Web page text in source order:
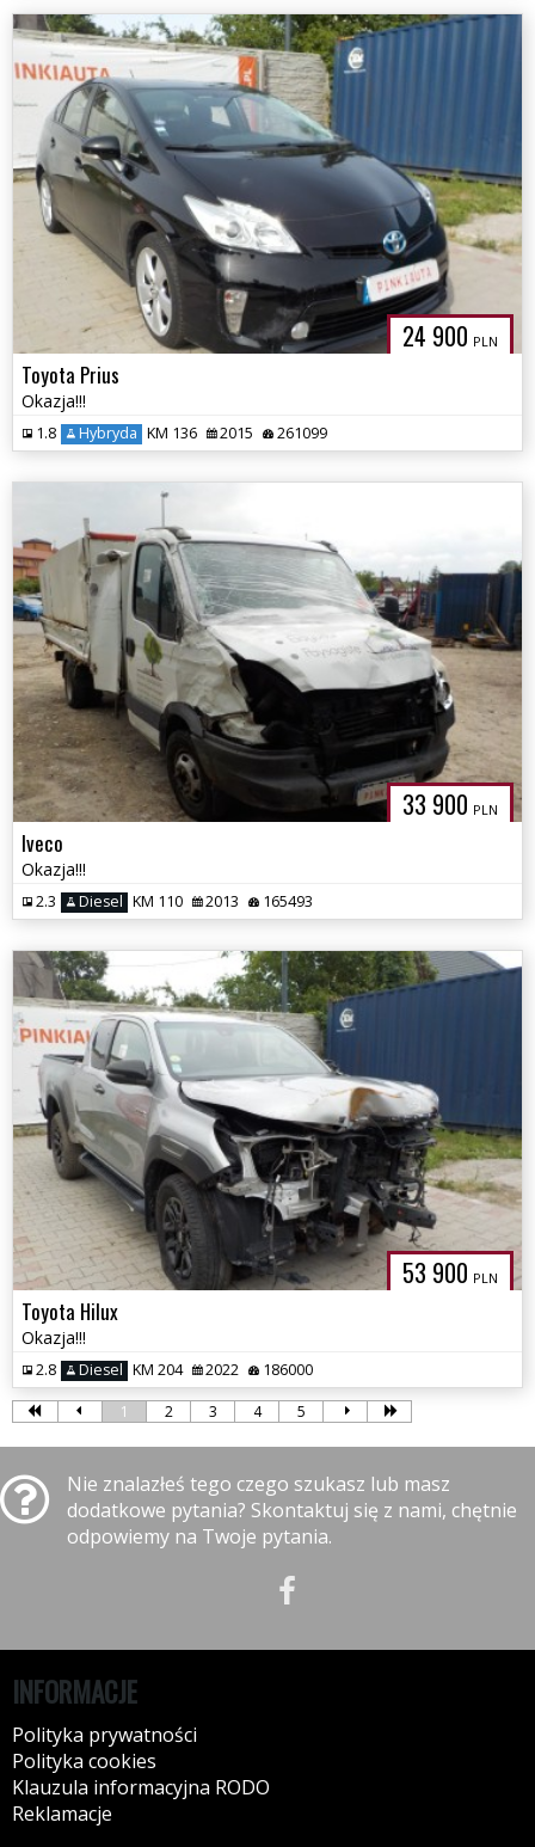
24 900 PLN
Toyota Prius
Okazja!!!
1.8 Hybryda KM 136 2015 261099
33 900 PLN
Iveco
Okazja!!!
2.3 Diesel KM 110 2013 165493
53 900 PLN
Toyota Hilux
Okazja!!!
2.8 Diesel KM 204 2022 186000
1 2 3 4 5
Nie znalazłeś tego czego szukasz lub masz
dodatkowe pytania? Skontaktuj się z nami, chętnie
odpowiemy na Twoje pytania.
INFORMACJE
Polityka prywatności
Polityka cookies
Klauzula informacyjna RODO
Reklamacje